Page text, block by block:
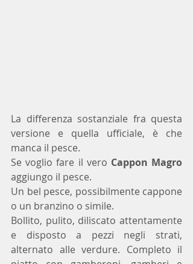
La differenza sostanziale fra questa
versione e quella ufficiale, è che
manca il pesce.
Se voglio fare il vero Cappon Magro
aggiungo il pesce.
Un bel pesce, possibilmente cappone
o un branzino o simile.
Bollito, pulito, diliscato attentamente
e disposto a pezzi negli strati,
alternato alle verdure. Completo il